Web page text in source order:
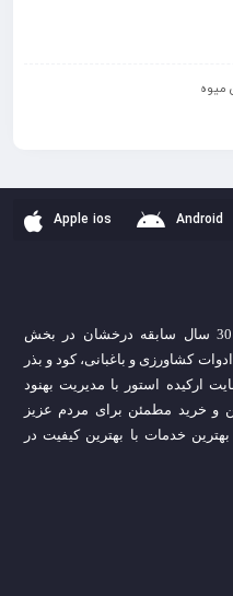
میوه
Apple ios Android
فروشگاه کشاورزی ارکیده با بیش از 30 سال سابقه درخشان در بخش
کشاورزی و باغبانی، کود و بذر
وب سایت ارکیده استور با مدیریت بهنود
و خرید مطمئن برای مردم عزیز
خدمات با بهترین کیفیت در